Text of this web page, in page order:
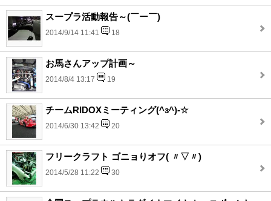
スープラ活動報告～(￣ー￣)
2014/9/14 11:41 18
お馬さんアップ計画～
2014/8/4 13:17 19
チームRIDOXミーティング(^з^)-☆
2014/6/30 13:42 20
フリークラフト ゴニョりオフ( 〃▽〃)
2014/5/28 11:22 30